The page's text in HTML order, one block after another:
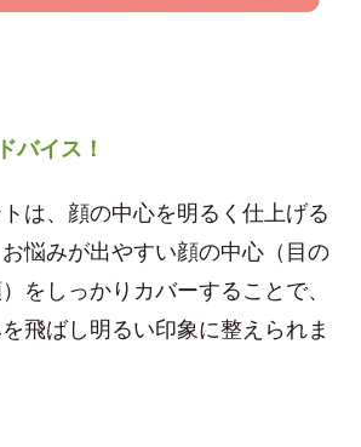
バイス！
は、顔の中心を明るく仕上げる
悩みが出やすい顔の中心（目の
をしっかりカバーすることで、
飛ばし明るい印象に整えられま